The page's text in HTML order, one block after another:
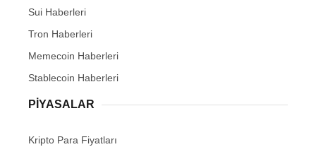
Sui Haberleri
Tron Haberleri
Memecoin Haberleri
Stablecoin Haberleri
PIYASALAR
Kripto Para Fiyatları